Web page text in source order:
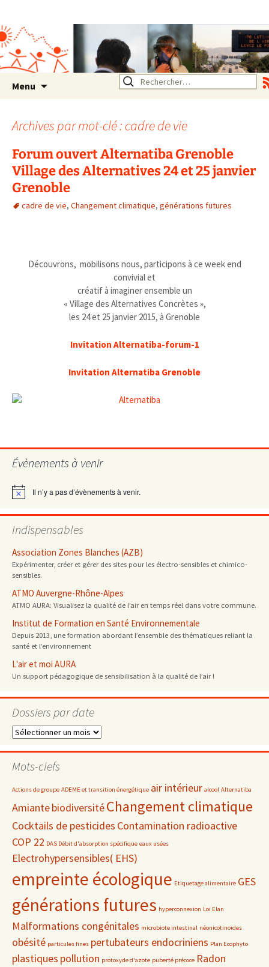
Rhône Alpes
Un environnement sain pour
la santé de tous
Menu Rechercher :
Archives par mot-clé : cadre de vie
Forum ouvert Alternatiba Grenoble
Village des Alternatives 24 et 25 janvier
Grenoble
cadre de vie, Changement climatique, générations futures
Découvrons, mobilisons nous, participons à ce week end
convivial et
créatif à imaginer ensemble un
« Village des Alternatives Concrètes »,
les 24 et 25 janvier 2015, à Grenoble
Invitation Alternatiba-forum-1
Invitation Alternatiba Grenoble
Évènements à venir
Notice Il n’y a pas d’évènements à venir.
Indispensables
Association Zones Blanches (AZB)
Expérimenter, créer et gérer des sites pour les électro-sensibles et chimico-
sensibles.
ATMO Auvergne-Rhône-Alpes
ATMO AURA: Visualisez la qualité de l’air en temps réel dans votre commune.
Institut de Formation en Santé Environnementale
Depuis 2013, une formation abordant l’ensemble des thématiques reliant la
santé et l’environnement
L'air et moi AURA
Un support pédagogique de sensibilisation à la qualité de l’air !
Dossiers par date
Dossiers
date
Mots-clefs
Actions de groupe ADEME et transition énergétique air intérieur alcool Alternatiba
AmiantebiodiversitéChangement climatique
Cocktails de pesticides Contamination radioactive
COP 22 DAS Débit d'absorption spécifique eaux usées
Electrohypersensibles( EHS)
empreinte écologique Etiquetage alimentaire GES
générations futures hyperconnexion Loi Elan
Malformations congénitales microbiote intestinal néonicotinoïdes
obésité particules fines pertubateurs endocriniens Plan Ecophyto
plastiques pollution protoxyde d'azote puberté précoce Radon